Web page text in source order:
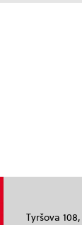
Tyršova 108,